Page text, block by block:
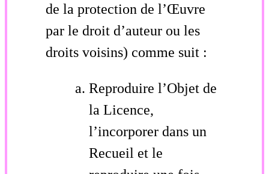
de la protection de l’Œuvre
par le droit d’auteur ou les
droits voisins) comme suit :
Reproduire l’Objet de
la Licence,
l’incorporer dans un
Recueil et le